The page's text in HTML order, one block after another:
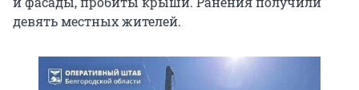
девять местных жителей.